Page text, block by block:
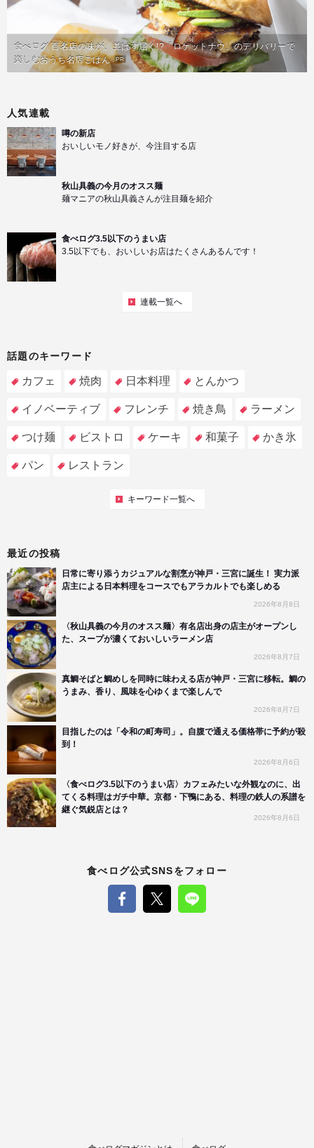
食べログ 百名店の味が、並ばず届く!?「ロケットナウ」のデリバリーで
楽しむおうち名店ごはん PR
人気連載
噂の新店
おいしいモノ好きが、今注目する店
秋山具義の今月のオスス麺
麺マニアの秋山具義さんが注目麺を紹介
食べログ3.5以下のうまい店
3.5以下でも、おいしいお店はたくさんあるんです！
連載一覧へ
話題のキーワード
カフェ 焼肉 日本料理 とんかつ
イノベーティブ フレンチ 焼き鳥 ラーメン
つけ麺 ビストロ ケーキ 和菓子 かき氷
パン レストラン
キーワード一覧へ
最近の投稿
日常に寄り添うカジュアルな割烹が神戸・三宮に誕生！ 実力派
店主による日本料理をコースでもアラカルトでも楽しめる
2026年8月8日
〈秋山具義の今月のオスス麺〉有名店出身の店主がオープンし
た、スープが濃くておいしいラーメン店
2026年8月7日
真鯛そばと鯛めしを同時に味わえる店が神戸・三宮に移転。鯛の
うまみ、香り、風味を心ゆくまで楽しんで
2026年8月7日
目指したのは「令和の町寿司」。自腹で通える価格帯に予約が殺
到！
2026年8月6日
〈食べログ3.5以下のうまい店〉カフェみたいな外観なのに、出
てくる料理はガチ中華。京都・下鴨にある、料理の鉄人の系譜を
継ぐ気鋭店とは？
2026年8月6日
食べログ公式SNSをフォロー